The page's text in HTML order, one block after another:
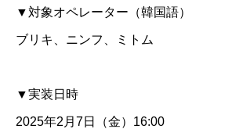
▼対象オペレーター（韓国語）
ブリキ、ニンフ、ミトム
▼実装日時
2025年2月7日（金）16:00